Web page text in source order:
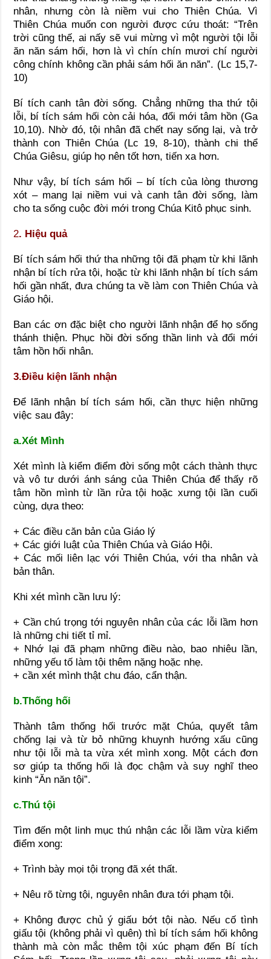
nhân, nhưng còn là niềm vui cho Thiên Chúa. Vì
Thiên Chúa muốn con người được cứu thoát: “Trên
trời cũng thế, ai nấy sẽ vui mừng vì một người tội lỗi
ăn năn sám hối, hơn là vì chín chín mươi chí người
công chính không cần phải sám hối ăn năn”. (Lc 15,7-
10)
Bí tích canh tân đời sống. Chẳng những tha thứ tội
lỗi, bí tích sám hối còn cải hóa, đổi mới tâm hồn (Ga
10,10). Nhờ đó, tội nhân đã chết nay sống lại, và trở
thành con Thiên Chúa (Lc 19, 8-10), thành chi thể
Chúa Giêsu, giúp họ nên tốt hơn, tiến xa hơn.
Như vậy, bí tích sám hối – bí tích của lòng thương
xót – mang lại niềm vui và canh tân đời sống, làm
cho ta sống cuộc đời mới trong Chúa Kitô phục sinh.
2. Hiệu quả
Bí tích sám hối thứ tha những tội đã phạm từ khi lãnh
nhận bí tích rửa tội, hoặc từ khi lãnh nhận bí tích sám
hối gần nhất, đưa chúng ta về làm con Thiên Chúa và
Giáo hội.
Ban các ơn đặc biệt cho người lãnh nhận để họ sống
thánh thiện. Phục hồi đời sống thần linh và đổi mới
tâm hồn hối nhân.
3.Điều kiện lãnh nhận
Để lãnh nhận bí tích sám hối, cần thực hiện những
việc sau đây:
a.Xét Mình
Xét mình là kiểm điểm đời sống một cách thành thực
và vô tư dưới ánh sáng của Thiên Chúa để thấy rõ
tâm hồn mình từ lần rửa tội hoặc xưng tội lần cuối
cùng, dựa theo:
+ Các điều căn bản của Giáo lý
+ Các giới luật của Thiên Chúa và Giáo Hội.
+ Các mối liên lạc với Thiên Chúa, với tha nhân và
bản thân.
Khi xét mình cần lưu lý:
+ Cần chú trọng tới nguyên nhân của các lỗi lầm hơn
là những chi tiết tỉ mỉ.
+ Nhớ lại đã phạm những điều nào, bao nhiêu lần,
những yếu tố làm tội thêm nặng hoặc nhẹ.
+ cần xét mình thật chu đáo, cẩn thận.
b.Thống hối
Thành tâm thống hối trước mặt Chúa, quyết tâm
chống lại và từ bỏ những khuynh hướng xấu cũng
như tội lỗi mà ta vừa xét mình xong. Một cách đơn
sơ giúp ta thống hối là đọc chậm và suy nghĩ theo
kinh “Ăn năn tội”.
c.Thú tội
Tìm đến một linh mục thú nhận các lỗi lầm vừa kiểm
điểm xong:
+ Trình bày mọi tội trọng đã xét thất.
+ Nêu rõ từng tội, nguyên nhân đưa tới phạm tội.
+ Không được chủ ý giấu bớt tội nào. Nếu cố tình
giấu tội (không phải vì quên) thì bí tích sám hối không
thành mà còn mắc thêm tội xúc phạm đến Bí tích